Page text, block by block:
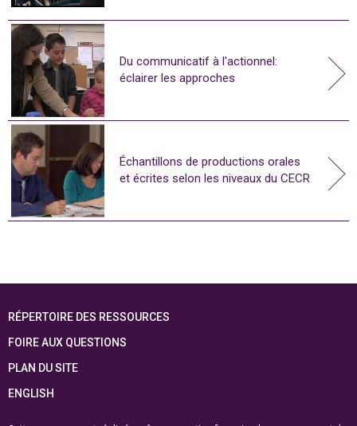
Du communicatif à l'actionnel:
éclairer les approches
Échantillons de productions orales
et écrites selon les niveaux du CECR
RÉPERTOIRE DES RESSOURCES
FOIRE AUX QUESTIONS
PLAN DU SITE
ENGLISH